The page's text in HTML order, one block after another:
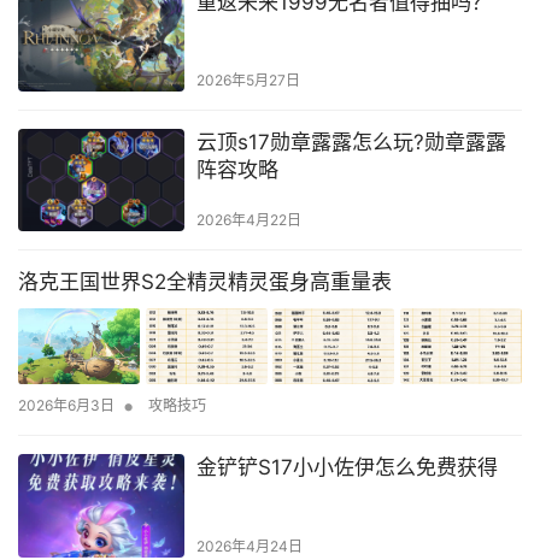
2026年5月27日
云顶s17勋章露露怎么玩?勋章露露
阵容攻略
2026年4月22日
洛克王国世界S2全精灵精灵蛋身高重量表
2026年6月3日 • 攻略技巧
金铲铲S17小小佐伊怎么免费获得
2026年4月24日